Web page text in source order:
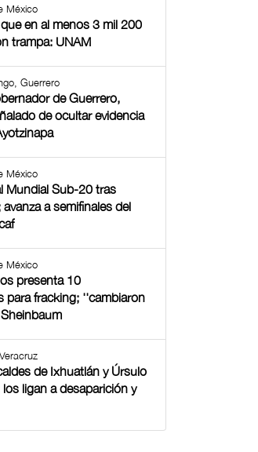
México
en al menos 3 mil 200
trampa: UNAM
Guerrero
de Guerrero,
de ocultar evidencia
México
Mundial Sub-20 tras
a semifinales del
México
presenta 10
para fracking; ''cambiaron
de Ixhuatlán y Úrsulo
los ligan a desaparición y